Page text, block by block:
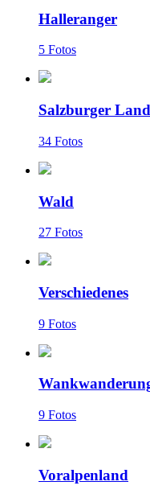
Halleranger
5 Fotos
Salzburger Land
34 Fotos
Wald
27 Fotos
Verschiedenes
9 Fotos
9 Fotos
Voralpenland